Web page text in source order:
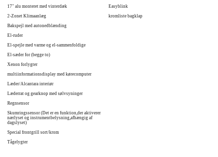
17" alu monteret med vinterdæk
2-Zonet Klimaanlæg
Bakspejl med autonedblænding
El-ruder
El-spejle med varme og el-sammenfoldige
El-sæder for (begge to)
Xenon forlygter
multiinformationsdisplay med kørecomputer
Læder/Alcantara interiør
Læderrat og gearknop med sølvsyninger
Regnsensor
Skumringssensor (Det er en funktion,der aktiverer
nærlyset og instrumentbelysning,afhængig af
dagslyset)
Special frontgrill sort/krom
Tågelygter
Easyblink
kromliste bagklap